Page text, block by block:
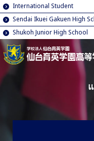
International Student
Sendai Ikuei Gakuen High
Shukoh Junior High School